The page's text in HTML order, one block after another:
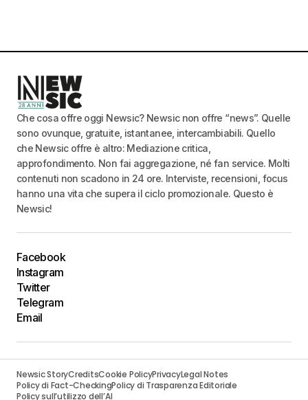
Che cosa offre oggi Newsic? Newsic non offre “news”. Quelle
sono ovunque, gratuite, istantanee, intercambiabili. Quello
che Newsic offre è altro: Mediazione critica,
approfondimento. Non fai aggregazione, né fan service. Molti
contenuti non scadono in 24 ore. Interviste, recensioni, focus
hanno una vita che supera il ciclo promozionale. Questo è
Newsic!
Facebook
Instagram
Twitter
Telegram
Email
Newsic StoryCreditsCookie PolicyPrivacyLegal Notes
Policy di Fact-CheckingPolicy di Trasparenza Editoriale
Policy sull’utilizzo dell’AI